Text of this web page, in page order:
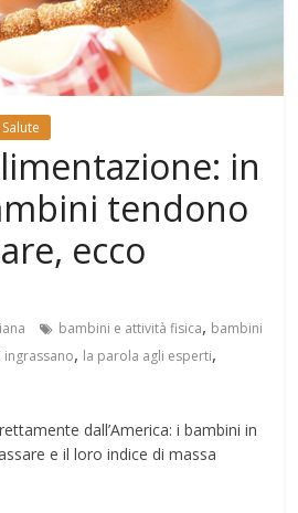
Salute
in
tendono
ecco
bambini e attività fisica, bambini
, la parola agli esperti,
dall’America: i bambini in
e il loro indice di massa